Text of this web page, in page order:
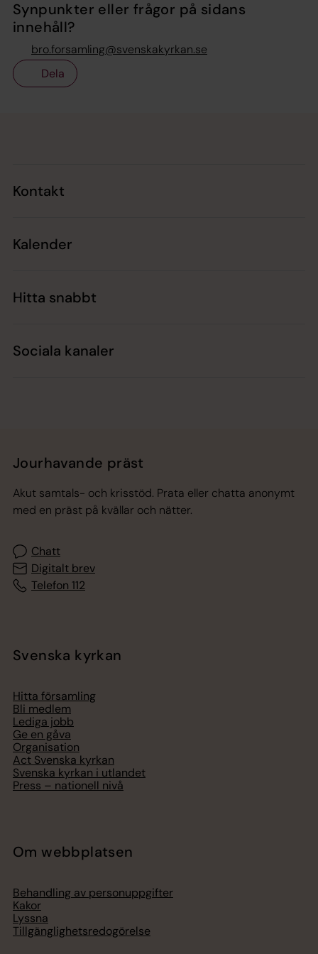
Synpunkter eller frågor på sidans
innehåll?
bro.forsamling@svenskakyrkan.se
Dela
Kontakt
Kalender
Hitta snabbt
Sociala kanaler
Jourhavande präst
Akut samtals- och krisstöd. Prata eller chatta anonymt
med en präst på kvällar och nätter.
Chatt
Digitalt brev
Telefon 112
Svenska kyrkan
Hitta församling
Bli medlem
Lediga jobb
Ge en gåva
Organisation
Act Svenska kyrkan
Svenska kyrkan i utlandet
Press – nationell nivå
Om webbplatsen
Behandling av personuppgifter
Kakor
Lyssna
Tillgänglighetsredogörelse